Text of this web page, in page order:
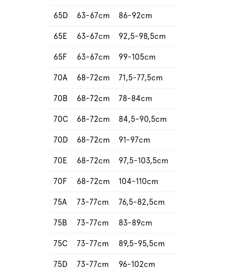
65D 63-67cm 86-92cm
65E 63-67cm 92,5-98,5cm
65F 63-67cm 99-105cm
70A 68-72cm 71,5-77,5cm
70B 68-72cm 78-84cm
70C 68-72cm 84,5-90,5cm
70D 68-72cm 91-97cm
70E 68-72cm 97,5-103,5cm
70F 68-72cm 104-110cm
75A 73-77cm 76,5-82,5cm
75B 73-77cm 83-89cm
75C 73-77cm 89,5-95,5cm
75D 73-77cm 96-102cm